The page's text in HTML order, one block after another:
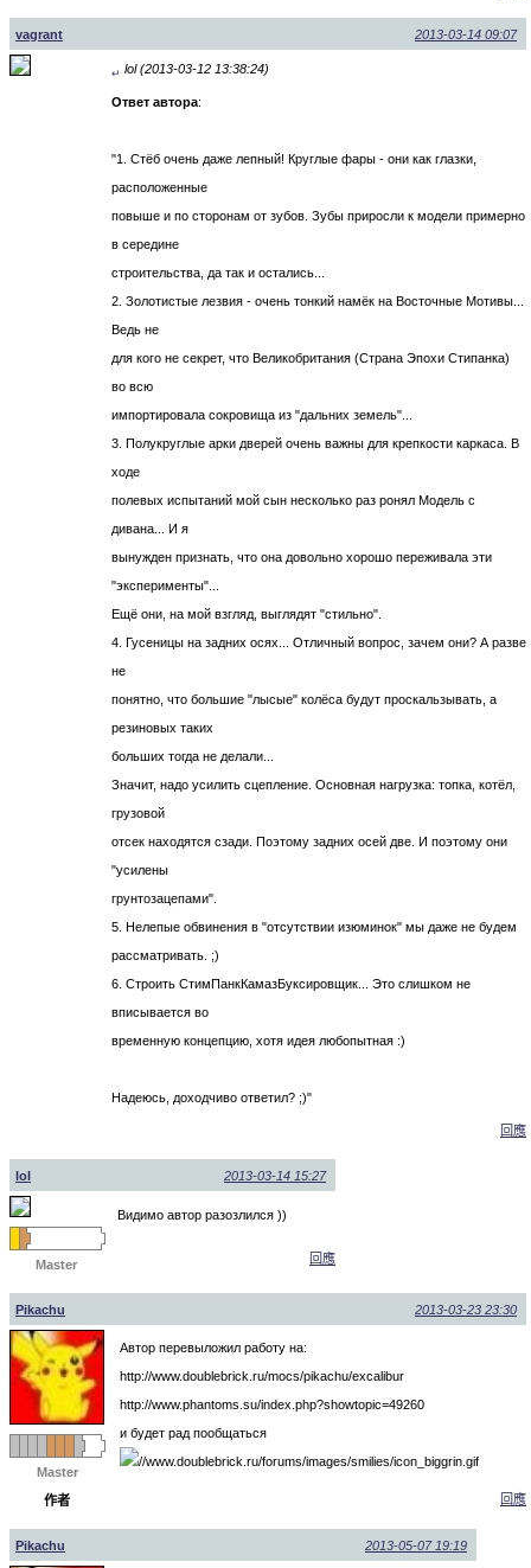
vagrant 2013-03-14 09:07
↵ lol (2013-03-12 13:38:24)
Ответ автора:
"1. Стёб очень даже лепный! Круглые фары - они как глазки,
расположенные
повыше и по сторонам от зубов. Зубы приросли к модели примерно
в середине
строительства, да так и остались...
2. Золотистые лезвия - очень тонкий намёк на Восточные Мотивы...
Ведь не
для кого не секрет, что Великобритания (Страна Эпохи Стипанка)
во всю
импортировала сокровища из "дальних земель"...
3. Полукруглые арки дверей очень важны для крепкости каркаса. В
ходе
полевых испытаний мой сын несколько раз ронял Модель с
дивана... И я
вынужден признать, что она довольно хорошо переживала эти
"эксперименты"...
Ещё они, на мой взгляд, выглядят "стильно".
4. Гусеницы на задних осях... Отличный вопрос, зачем они? А разве
не
понятно, что большие "лысые" колёса будут проскальзывать, а
резиновых таких
больших тогда не делали...
Значит, надо усилить сцепление. Основная нагрузка: топка, котёл,
грузовой
отсек находятся сзади. Поэтому задних осей две. И поэтому они
"усилены
грунтозацепами".
5. Нелепые обвинения в "отсутствии изюминок" мы даже не будем
рассматривать. ;)
6. Строить СтимПанкКамазБуксировщик... Это слишком не
вписывается во
временную концепцию, хотя идея любопытная :)
Надеюсь, доходчиво ответил? ;)"
回應
lol 2013-03-14 15:27
Master
Видимо автор разозлился ))
回應
Pikachu 2013-03-23 23:30
Master
作者
Автор перевыложил работу на:
http://www.doublebrick.ru/mocs/pikachu/excalibur
http://www.phantoms.su/index.php?showtopic=49260
и будет рад пообщаться
回應
Pikachu 2013-05-07 19:19